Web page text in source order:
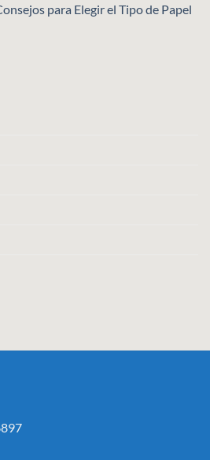
para Elegir el Tipo de Papel